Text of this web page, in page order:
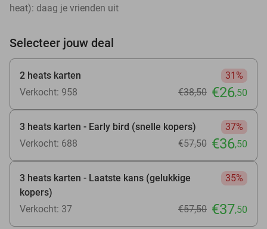
heat): daag je vrienden uit
Selecteer jouw deal
2 heats karten
31%
Verkocht: 958
€38,50 €26,50
3 heats karten - Early bird (snelle kopers)
37%
Verkocht: 688
€57,50 €36,50
3 heats karten - Laatste kans (gelukkige
kopers)
35%
Verkocht: 37 €57,50 €37,50